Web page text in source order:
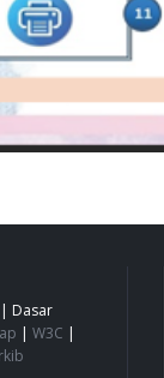
| Dasar
| W3C |